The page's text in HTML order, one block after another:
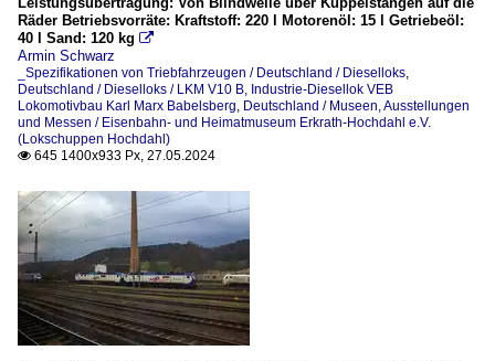
Räder Betriebsvorräte: Kraftstoff: 220 l Motorenöl: 15 l Getriebeöl:
40 l Sand: 120 kg 
Armin Schwarz
_Spezifikationen von Triebfahrzeugen / Deutschland / Dieselloks,
Deutschland / Dieselloks / LKM V10 B, Industrie-Diesellok VEB
Lokomotivbau Karl Marx Babelsberg, Deutschland / Museen, Ausstellungen
und Messen / Eisenbahn- und Heimatmuseum Erkrath-Hochdahl e.V.
(Lokschuppen Hochdahl)
 645 1400x933 Px, 27.05.2024